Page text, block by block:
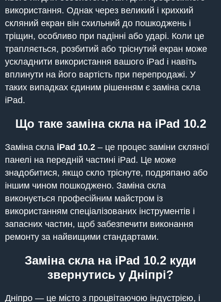
використання. Однак через великий і крихкий
скляний екран він схильний до пошкоджень і
тріщин, особливо при падінні або ударі. Коли це
трапляється, розбитий або тріснутий екран може
ускладнити використання вашого iPad і навіть
вплинути на його вартість при перепродажі. У
таких випадках єдиним рішенням є заміна скла
iPad.
Що таке заміна скла на iPad 10.2
Заміна скла iPad 10.2 – це процес заміни скляної
панелі на передній частині iPad. Це може
знадобитися, якщо скло тріснуте, подряпано або
іншим чином пошкоджено. Заміна скла
виконується професійним майстром із
використанням спеціалізованих інструментів і
запасних частин, щоб забезпечити виконання
ремонту за найвищими стандартами.
Заміна скла на iPad 10.2 куди
звернутись у Дніпрі?
Дніпро — це місто з процвітаючою індустрією, і